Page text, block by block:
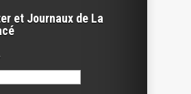
et Journaux de La